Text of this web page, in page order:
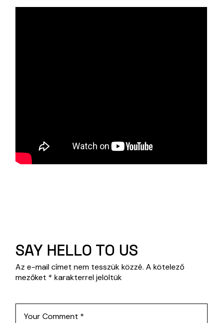
SAY HELLO TO US
Az e-mail címet nem tesszük közzé. A kötelező
mezőket * karakterrel jelöltük